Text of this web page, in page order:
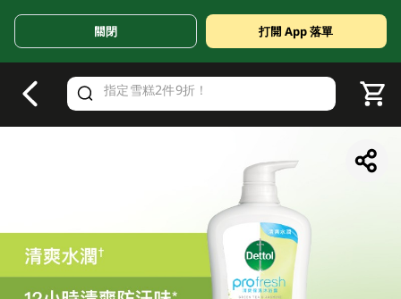
Valid Until 30 June 2026
關閉 打開 App 落單